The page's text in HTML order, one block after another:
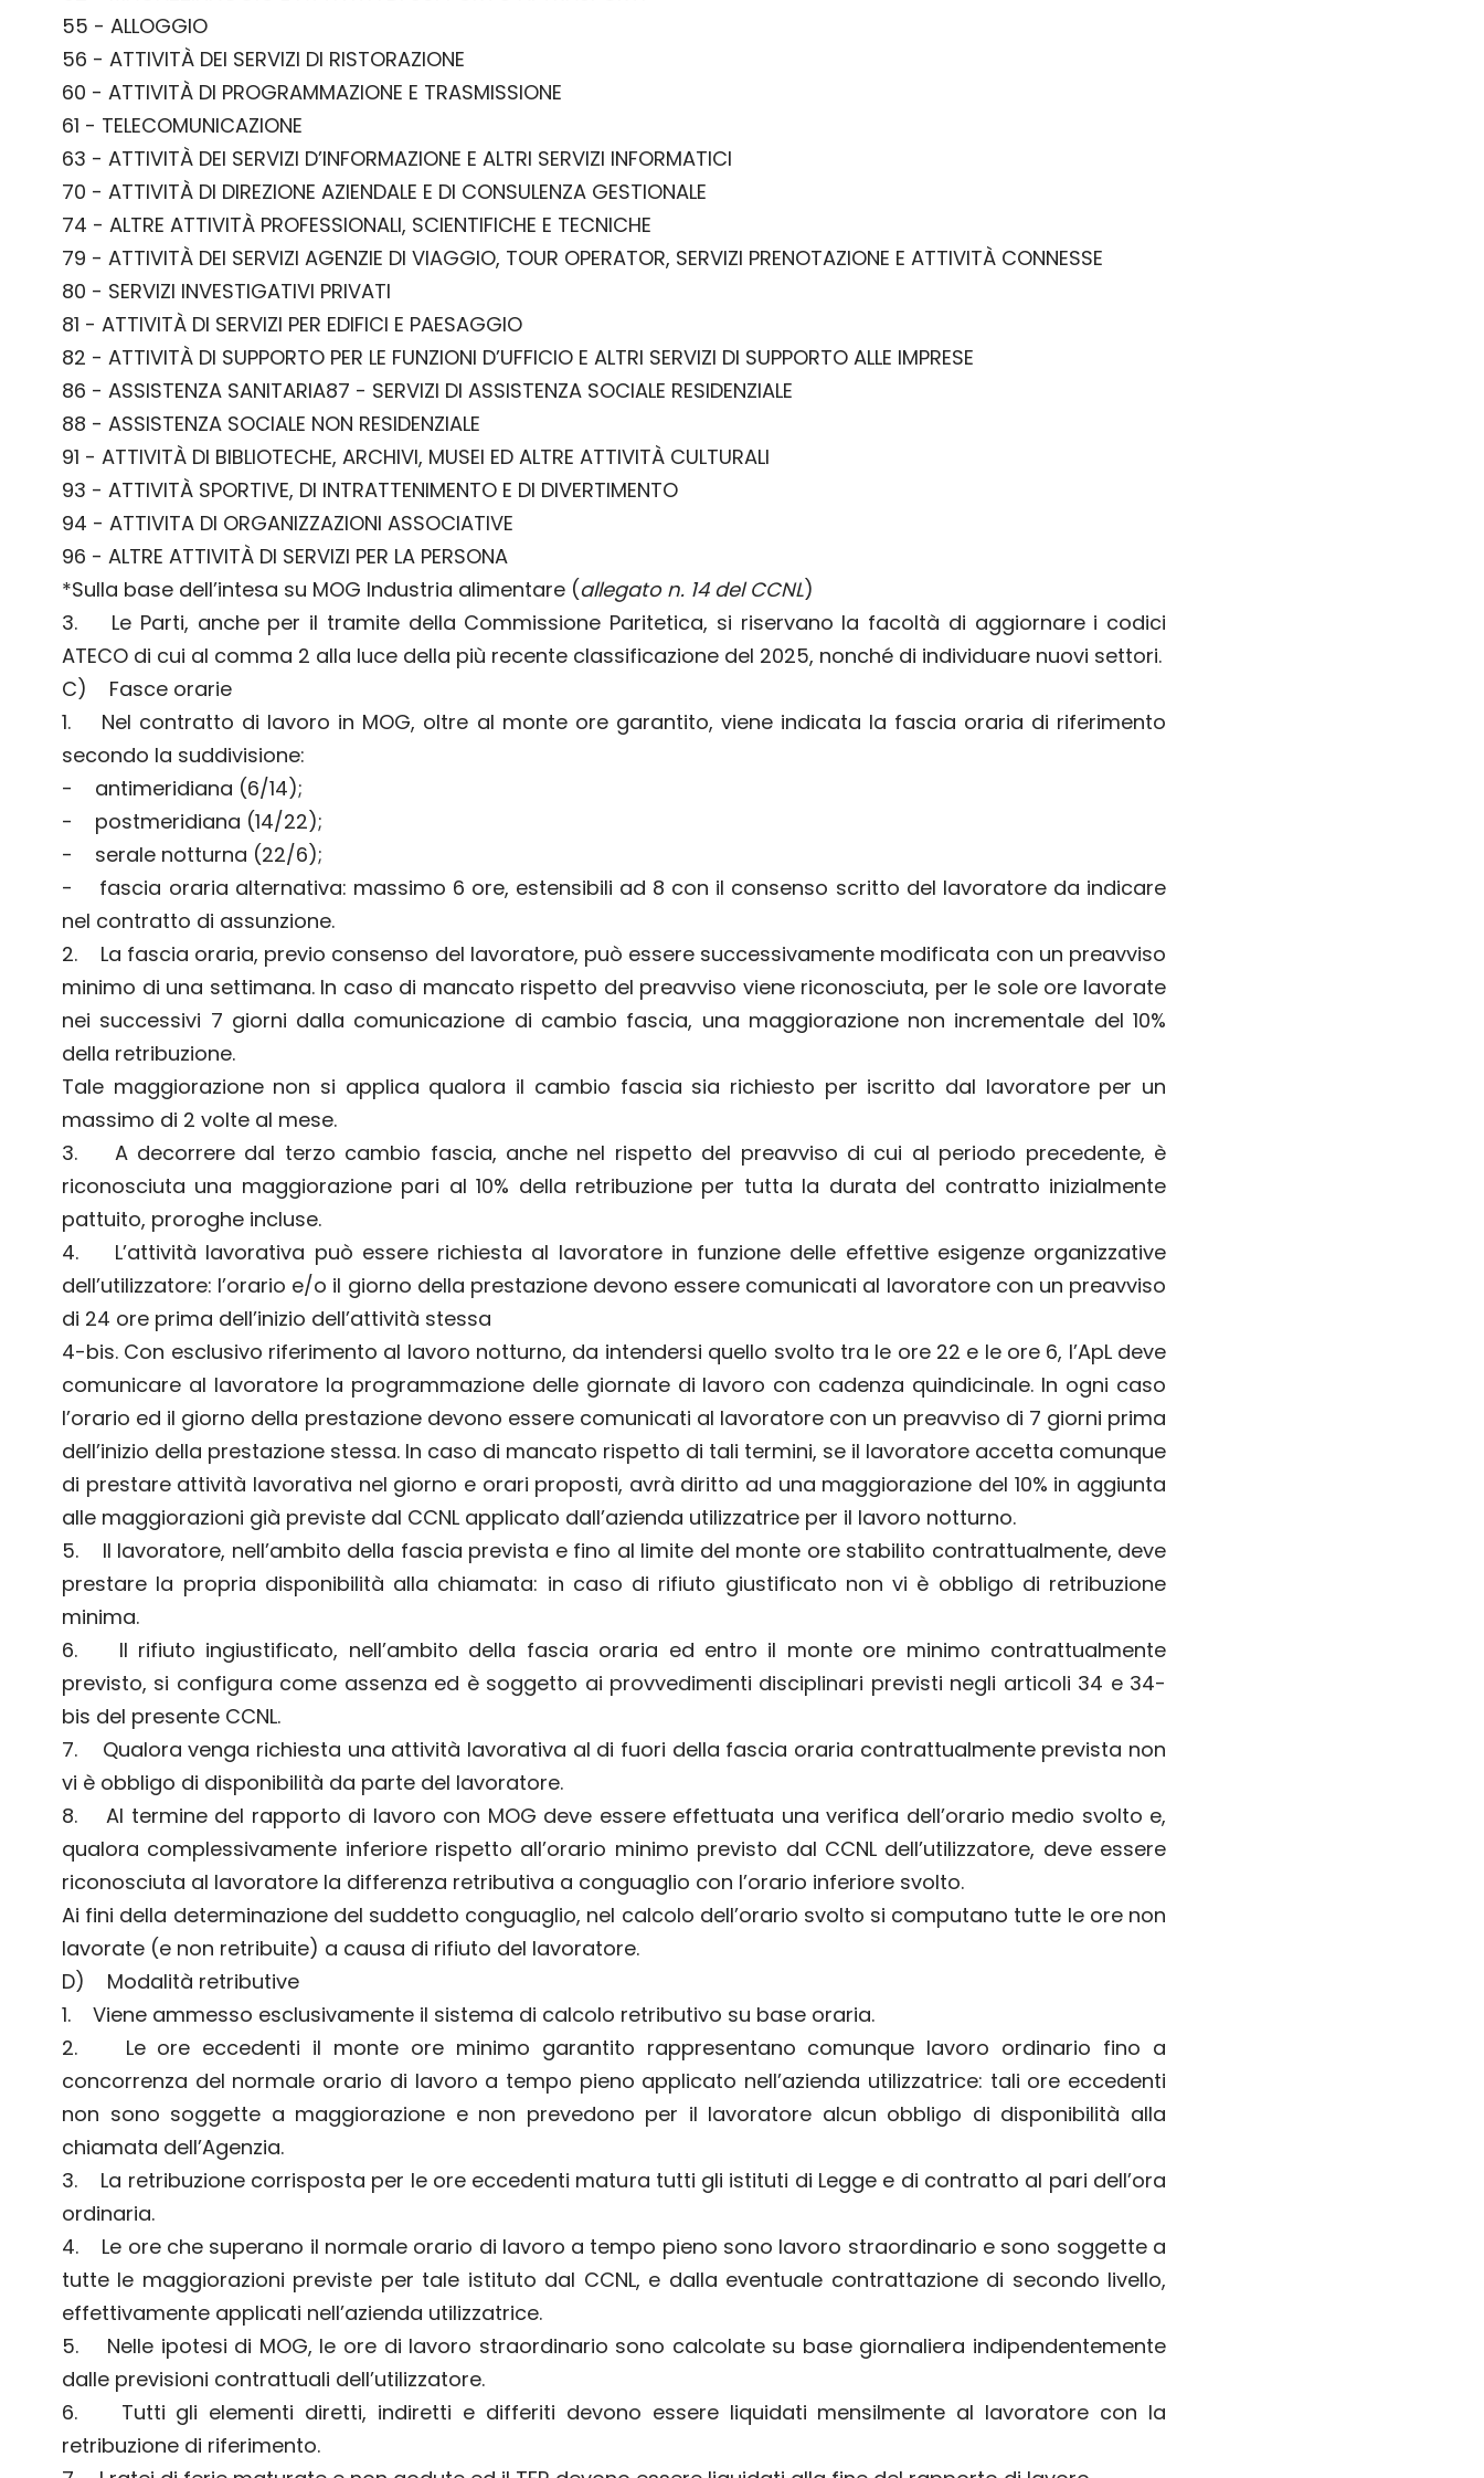
55 - ALLOGGIO
56 - ATTIVITÀ DEI SERVIZI DI RISTORAZIONE
60 - ATTIVITÀ DI PROGRAMMAZIONE E TRASMISSIONE
61 - TELECOMUNICAZIONE
63 - ATTIVITÀ DEI SERVIZI D’INFORMAZIONE E ALTRI SERVIZI INFORMATICI
70 - ATTIVITÀ DI DIREZIONE AZIENDALE E DI CONSULENZA GESTIONALE
74 - ALTRE ATTIVITÀ PROFESSIONALI, SCIENTIFICHE E TECNICHE
79 - ATTIVITÀ DEI SERVIZI AGENZIE DI VIAGGIO, TOUR OPERATOR, SERVIZI PRENOTAZIONE E ATTIVITÀ CONNESSE
80 - SERVIZI INVESTIGATIVI PRIVATI
81 - ATTIVITÀ DI SERVIZI PER EDIFICI E PAESAGGIO
82 - ATTIVITÀ DI SUPPORTO PER LE FUNZIONI D’UFFICIO E ALTRI SERVIZI DI SUPPORTO ALLE IMPRESE
86 - ASSISTENZA SANITARIA87 - SERVIZI DI ASSISTENZA SOCIALE RESIDENZIALE
88 - ASSISTENZA SOCIALE NON RESIDENZIALE
91 - ATTIVITÀ DI BIBLIOTECHE, ARCHIVI, MUSEI ED ALTRE ATTIVITÀ CULTURALI
93 - ATTIVITÀ SPORTIVE, DI INTRATTENIMENTO E DI DIVERTIMENTO
94 - ATTIVITA DI ORGANIZZAZIONI ASSOCIATIVE
96 - ALTRE ATTIVITÀ DI SERVIZI PER LA PERSONA
*Sulla base dell’intesa su MOG Industria alimentare (allegato n. 14 del CCNL)
3. Le Parti, anche per il tramite della Commissione Paritetica, si riservano la facoltà di aggiornare i codici
ATECO di cui al comma 2 alla luce della più recente classificazione del 2025, nonché di individuare nuovi settori.
C) Fasce orarie
1. Nel contratto di lavoro in MOG, oltre al monte ore garantito, viene indicata la fascia oraria di riferimento
secondo la suddivisione:
- antimeridiana (6/14);
- postmeridiana (14/22);
- serale notturna (22/6);
- fascia oraria alternativa: massimo 6 ore, estensibili ad 8 con il consenso scritto del lavoratore da indicare
nel contratto di assunzione.
2. La fascia oraria, previo consenso del lavoratore, può essere successivamente modificata con un preavviso
minimo di una settimana. In caso di mancato rispetto del preavviso viene riconosciuta, per le sole ore lavorate
nei successivi 7 giorni dalla comunicazione di cambio fascia, una maggiorazione non incrementale del 10%
della retribuzione.
Tale maggiorazione non si applica qualora il cambio fascia sia richiesto per iscritto dal lavoratore per un
massimo di 2 volte al mese.
3. A decorrere dal terzo cambio fascia, anche nel rispetto del preavviso di cui al periodo precedente, è
riconosciuta una maggiorazione pari al 10% della retribuzione per tutta la durata del contratto inizialmente
pattuito, proroghe incluse.
4. L’attività lavorativa può essere richiesta al lavoratore in funzione delle effettive esigenze organizzative
dell’utilizzatore: l’orario e/o il giorno della prestazione devono essere comunicati al lavoratore con un preavviso
di 24 ore prima dell’inizio dell’attività stessa
4-bis. Con esclusivo riferimento al lavoro notturno, da intendersi quello svolto tra le ore 22 e le ore 6, l’ApL deve
comunicare al lavoratore la programmazione delle giornate di lavoro con cadenza quindicinale. In ogni caso
l’orario ed il giorno della prestazione devono essere comunicati al lavoratore con un preavviso di 7 giorni prima
dell’inizio della prestazione stessa. In caso di mancato rispetto di tali termini, se il lavoratore accetta comunque
di prestare attività lavorativa nel giorno e orari proposti, avrà diritto ad una maggiorazione del 10% in aggiunta
alle maggiorazioni già previste dal CCNL applicato dall’azienda utilizzatrice per il lavoro notturno.
5. Il lavoratore, nell’ambito della fascia prevista e fino al limite del monte ore stabilito contrattualmente, deve
prestare la propria disponibilità alla chiamata: in caso di rifiuto giustificato non vi è obbligo di retribuzione
minima.
6. Il rifiuto ingiustificato, nell’ambito della fascia oraria ed entro il monte ore minimo contrattualmente
previsto, si configura come assenza ed è soggetto ai provvedimenti disciplinari previsti negli articoli 34 e 34-
bis del presente CCNL.
7. Qualora venga richiesta una attività lavorativa al di fuori della fascia oraria contrattualmente prevista non
vi è obbligo di disponibilità da parte del lavoratore.
8. Al termine del rapporto di lavoro con MOG deve essere effettuata una verifica dell’orario medio svolto e,
qualora complessivamente inferiore rispetto all’orario minimo previsto dal CCNL dell’utilizzatore, deve essere
riconosciuta al lavoratore la differenza retributiva a conguaglio con l’orario inferiore svolto.
Ai fini della determinazione del suddetto conguaglio, nel calcolo dell’orario svolto si computano tutte le ore non
lavorate (e non retribuite) a causa di rifiuto del lavoratore.
D) Modalità retributive
1. Viene ammesso esclusivamente il sistema di calcolo retributivo su base oraria.
2. Le ore eccedenti il monte ore minimo garantito rappresentano comunque lavoro ordinario fino a
concorrenza del normale orario di lavoro a tempo pieno applicato nell’azienda utilizzatrice: tali ore eccedenti
non sono soggette a maggiorazione e non prevedono per il lavoratore alcun obbligo di disponibilità alla
chiamata dell’Agenzia.
3. La retribuzione corrisposta per le ore eccedenti matura tutti gli istituti di Legge e di contratto al pari dell’ora
ordinaria.
4. Le ore che superano il normale orario di lavoro a tempo pieno sono lavoro straordinario e sono soggette a
tutte le maggiorazioni previste per tale istituto dal CCNL, e dalla eventuale contrattazione di secondo livello,
effettivamente applicati nell’azienda utilizzatrice.
5. Nelle ipotesi di MOG, le ore di lavoro straordinario sono calcolate su base giornaliera indipendentemente
dalle previsioni contrattuali dell’utilizzatore.
6. Tutti gli elementi diretti, indiretti e differiti devono essere liquidati mensilmente al lavoratore con la
retribuzione di riferimento.